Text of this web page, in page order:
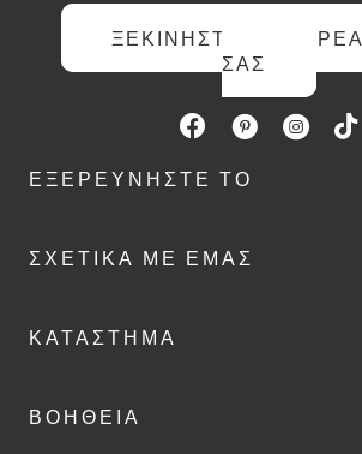
ΞΕΚΙΝΉΣΤΕ ΤΗ
ΣΑΣ
ΕΞΕΡΕΥΝΉΣΤΕ ΤΟ
ΣΧΕΤΙΚΆ ΜΕ ΕΜΆΣ
ΚΑΤΆΣΤΗΜΑ
ΒΟΉΘΕΙΑ